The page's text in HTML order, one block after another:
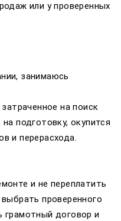
или у проверенных
занимаюсь
на поиск
подготовку, окупится
и перерасхода.
и не переплатить
проверенного
грамотный договор и